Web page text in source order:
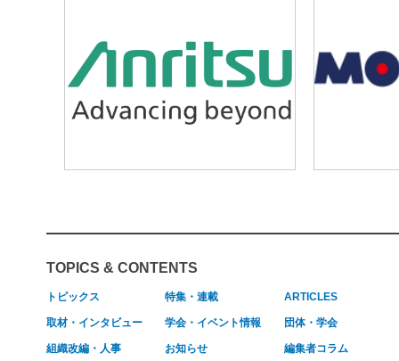
TOPICS & CONTENTS
トピックス 特集・連載 ARTICLES
取材・インタビュー 学会・イベント情報 団体・学会
組織改編・人事 お知らせ 編集者コラム